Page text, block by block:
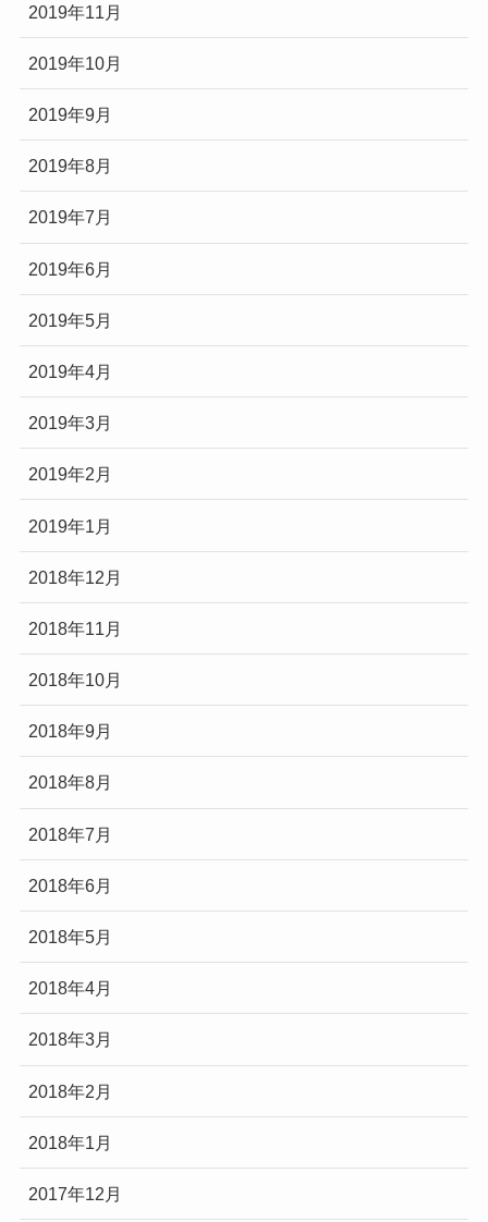
2019年11月
2019年10月
2019年9月
2019年8月
2019年7月
2019年6月
2019年5月
2019年4月
2019年3月
2019年2月
2019年1月
2018年12月
2018年11月
2018年10月
2018年9月
2018年8月
2018年7月
2018年6月
2018年5月
2018年4月
2018年3月
2018年2月
2018年1月
2017年12月